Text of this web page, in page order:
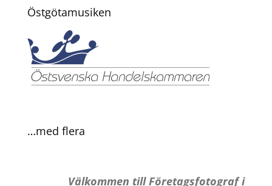
Östgötamusiken
…med flera
Välkommen till Företagsfotograf i